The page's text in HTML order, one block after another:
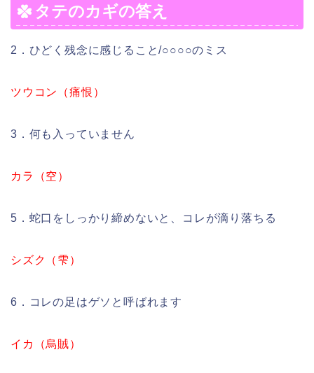
タテのカギの答え
2．ひどく残念に感じること/○○○○のミス
ツウコン（痛恨）
3．何も入っていません
カラ（空）
5．蛇口をしっかり締めないと、コレが滴り落ちる
シズク（雫）
6．コレの足はゲソと呼ばれます
イカ（烏賊）